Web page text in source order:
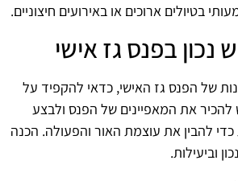
בטיולים ארוכים או באירועים חיצוניים.
נכון בפנס גז אישי
של הפנס גז האישי, כדאי להקפיד על
להכיר את המאפיינים של הפנס ולבצע
כדי להבין את עוצמת האור והפעולה. הכנה
וביעילות.